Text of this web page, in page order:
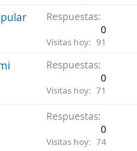
Respuestas
0
Visitas hoy 91
Respuestas
0
Visitas hoy 71
Respuestas
0
Visitas hoy 74